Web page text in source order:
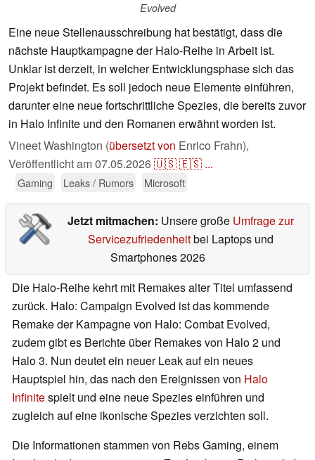
Evolved
Eine neue Stellenausschreibung hat bestätigt, dass die
nächste Hauptkampagne der Halo-Reihe in Arbeit ist.
Unklar ist derzeit, in welcher Entwicklungsphase sich das
Projekt befindet. Es soll jedoch neue Elemente einführen,
darunter eine neue fortschrittliche Spezies, die bereits zuvor
in Halo Infinite und den Romanen erwähnt worden ist.
Vineet Washington (übersetzt von Enrico Frahn),
Veröffentlicht am07.05.2026🇺🇸🇪🇸 ...
Gaming Leaks / Rumors Microsoft
Jetzt mitmachen: Unsere große Umfrage zur
Servicezufriedenheitbei Laptops und
Smartphones 2026
Die Halo-Reihe kehrt mit Remakes alter Titel umfassend
zurück. Halo: Campaign Evolved ist das kommende
Remake der Kampagne von Halo: Combat Evolved,
zudem gibt es Berichte über Remakes von Halo 2 und
Halo 3. Nun deutet ein neuer Leak auf ein neues
Hauptspiel hin, das nach den Ereignissen von Halo
Infinitespielt und eine neue Spezies einführen und
zugleich auf eine ikonische Spezies verzichten soll.
Die Informationen stammen von Rebs Gaming, einem